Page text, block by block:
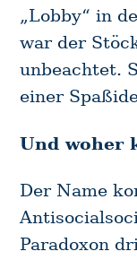
„Lobby“ in
war der
unbeachtet.
einer
Und woher
Der Name
Paradoxon